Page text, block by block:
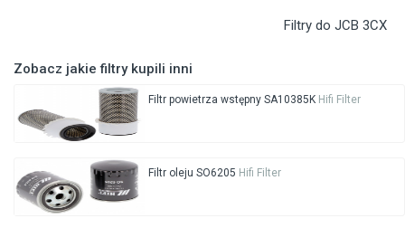
Filtry do JCB 3CX
Zobacz jakie filtry kupili inni
Filtr powietrza wstępny SA10385K Hifi Filter
Filtr oleju SO6205 Hifi Filter